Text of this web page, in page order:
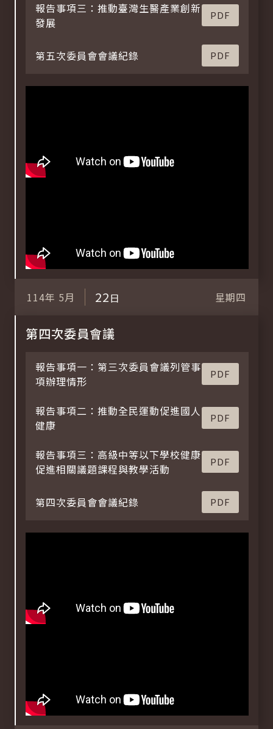
報告事項三：推動臺灣生醫產業創新
發展
PDF
第五次委員會會議紀錄 PDF
114年 5月 22日 星期四
第四次委員會議
報告事項一：第三次委員會議列管事
項辦理情形
PDF
報告事項二：推動全民運動促進國人
健康
PDF
報告事項三：高級中等以下學校健康
促進相關議題課程與教學活動
PDF
第四次委員會會議紀錄 PDF